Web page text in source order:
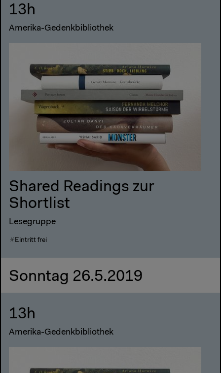
13h
Amerika-Gedenkbibliothek
Shared Readings zur
Shortlist
Lesegruppe
Eintritt frei
Sonntag 26.5.2019
13h
Amerika-Gedenkbibliothek